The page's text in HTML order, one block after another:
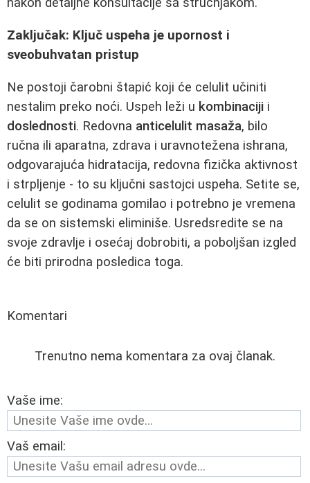
nakon detaljne konsultacije sa stručnjakom.
Zaključak: Ključ uspeha je upornost i
sveobuhvatan pristup
Ne postoji čarobni štapić koji će celulit učiniti
nestalim preko noći. Uspeh leži u kombinaciji i
doslednosti. Redovna anticelulit masaža, bilo
ručna ili aparatna, zdrava i uravnotežena ishrana,
odgovarajuća hidratacija, redovna fizička aktivnost
i strpljenje - to su ključni sastojci uspeha. Setite se,
celulit se godinama gomilao i potrebno je vremena
da se on sistemski eliminiše. Usredsredite se na
svoje zdravlje i osećaj dobrobiti, a poboljšan izgled
će biti prirodna posledica toga.
Komentari
Trenutno nema komentara za ovaj članak.
Vaše ime:
Vaš email: